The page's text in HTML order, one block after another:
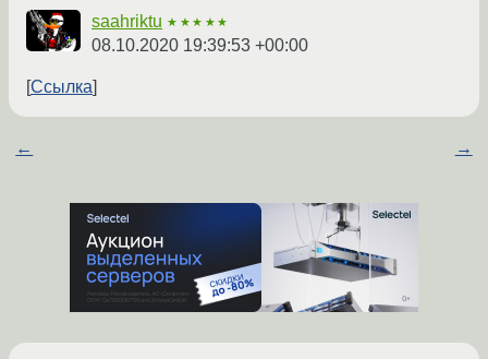
saahriktu ★★★★★
08.10.2020 19:39:53 +00:00
Ссылка
← →